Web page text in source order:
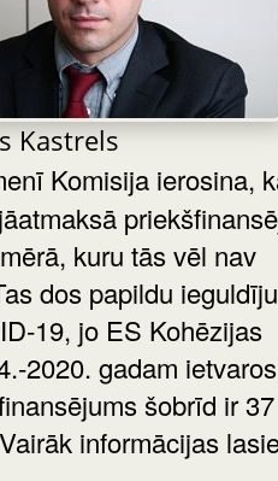
Kastrels
kuru tās vēl nav
dos papildu
19, jo ES Kohēzijas
2020. gadam ietvaros
šobrīd ir 37
informācijas